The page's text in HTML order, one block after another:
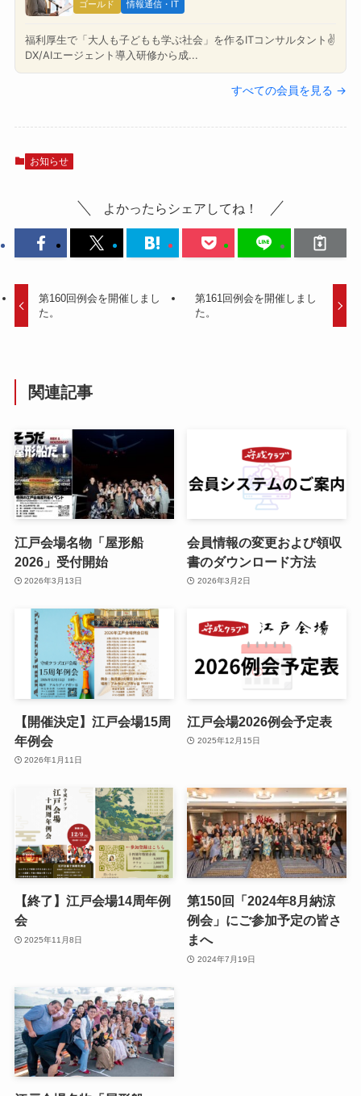
ゴールド 情報通信・IT
福利厚生で「大人も子どもも学ぶ社会」を作るITコンサルタント✌️
DX/AIエージェント導入研修から成...
すべての会員を見る →
お知らせ
よかったらシェアしてね！
第160回例会を開催しまし
た。
第161回例会を開催しまし
た。
関連記事
江戸会場名物「屋形船
2026」受付開始
2026年3月13日
会員情報の変更および領収
書のダウンロード方法
2026年3月2日
【開催決定】江戸会場15周
年例会
2026年1月11日
江戸会場2026例会予定表
2025年12月15日
【終了】江戸会場14周年例
会
2025年11月8日
第150回「2024年8月納涼
例会」にご参加予定の皆さ
まへ
2024年7月19日